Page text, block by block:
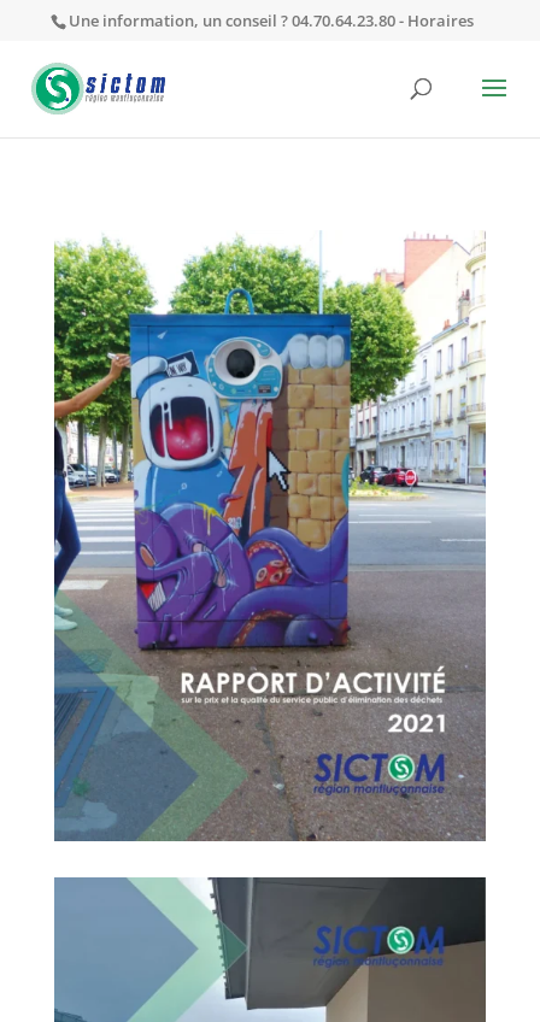
Une information, un conseil ? 04.70.64.23.80 - Horaires